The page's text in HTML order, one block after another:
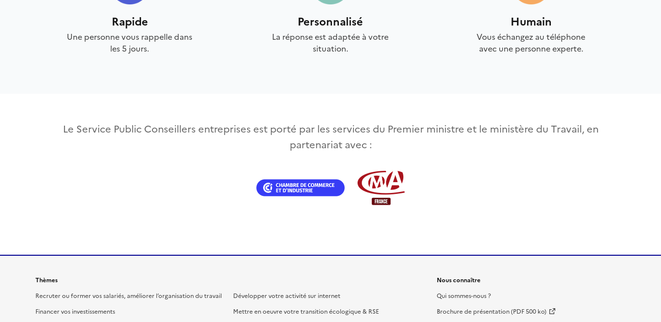
Rapide
Une personne vous rappelle dans
les 5 jours.
Personnalisé
La réponse est adaptée à votre
situation.
Humain
Vous échangez au téléphone
avec une personne experte.
Le Service Public Conseillers entreprises est porté par les services du Premier ministre et le ministère du Travail, en
partenariat avec :
Thèmes
Recruter ou former vos salariés, améliorer l’organisation du travail
Financer vos investissements
Développer votre activité sur internet
Mettre en oeuvre votre transition écologique & RSE
Nous connaître
Qui sommes-nous ?
Brochure de présentation (PDF 500 ko)